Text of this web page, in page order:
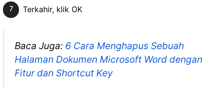
Terkahir, klik OK
Baca Juga: 6 Cara Menghapus Sebuah
Halaman Dokumen Microsoft Word dengan
Fitur dan Shortcut Key